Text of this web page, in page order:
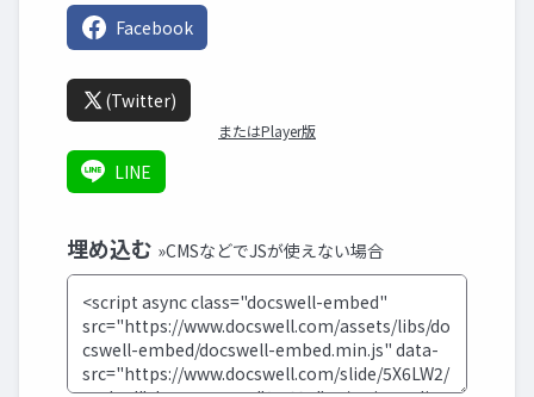
Facebook
(Twitter)
またはPlayer版
LINE
埋め込む »CMSなどでJSが使えない場合